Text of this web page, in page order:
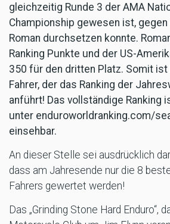
gleichzeitig Runde 3 der AMA
Championship gewesen ist,
Roman durchsetzen konnte.
Ranking Punkte und der US-
350 für den dritten Platz. Somit
Fahrer, der das Ranking der
anführt! Das vollständige Ranking
unter enduroworldranking.com/
einsehbar.
An dieser Stelle sei ausdrücklich
dass am Jahresende nur die 8
Fahrers gewertet werden!
Das „Grinding Stone Hard Enduro“,